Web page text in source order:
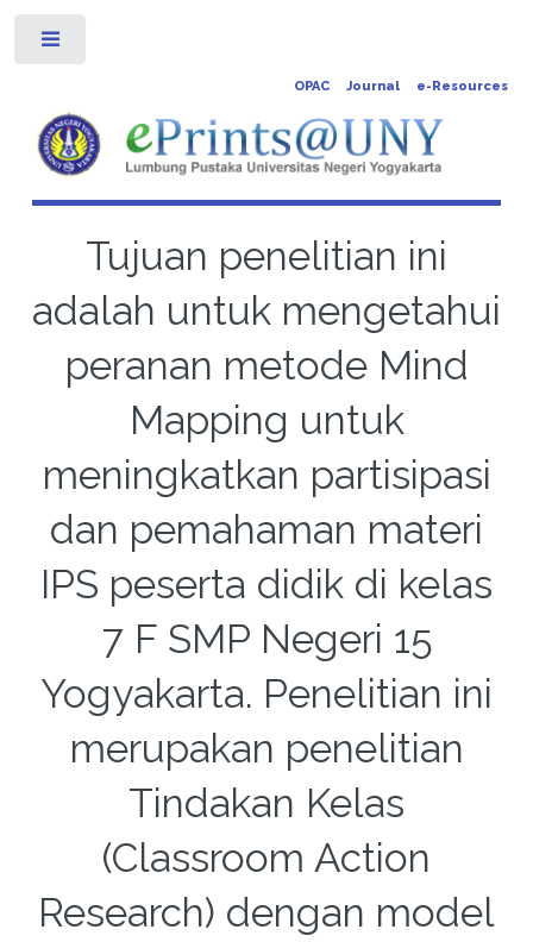
OPAC Journal e-Resources
Tujuan penelitian ini
adalah untuk mengetahui
peranan metode Mind
Mapping untuk
meningkatkan partisipasi
dan pemahaman materi
IPS peserta didik di kelas
7 F SMP Negeri 15
Yogyakarta. Penelitian ini
merupakan penelitian
Tindakan Kelas
(Classroom Action
Research) dengan model